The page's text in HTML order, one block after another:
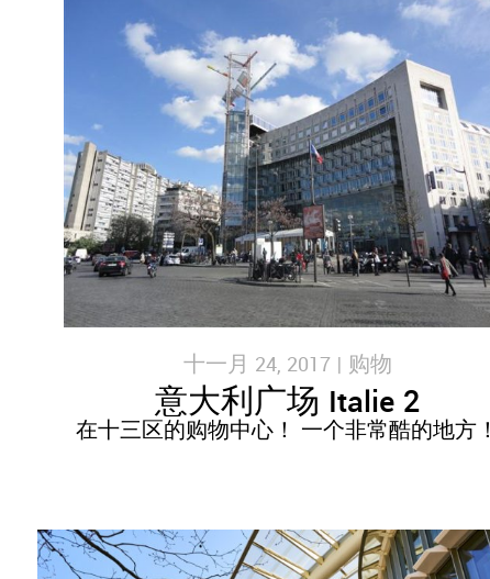
十一月 24, 2017 | 购物
意大利广场 Italie 2
在十三区的购物中心！ 一个非常酷的地方！